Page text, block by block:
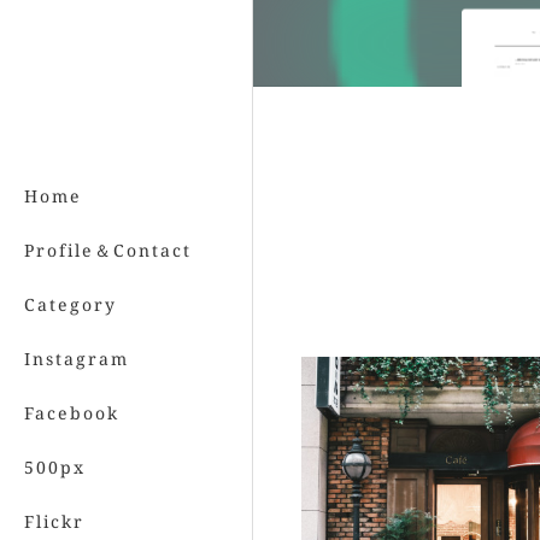
Home
Profile＆Contact
Category
Instagram
Facebook
500px
Flickr